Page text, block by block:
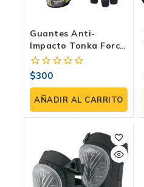
Guantes Anti-
Impacto Tonka Force
TKA-GCI2022
0
fuera
de
5
$300
AÑADIR AL CARRITO